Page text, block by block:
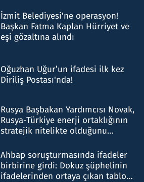
İzmit Belediyesi'ne operasyon!
Başkan Fatma Kaplan Hürriyet ve
eşi gözaltına alındı
Oğuzhan Uğur’un ifadesi ilk kez
Diriliş Postası'nda!
Rusya Başbakan Yardımcısı Novak,
Rusya-Türkiye enerji ortaklığının
stratejik nitelikte olduğunu
Ahbap soruşturmasında ifadeler
birbirine girdi: Dokuz şüphelinin
ifadelerinden ortaya çıkan tablo